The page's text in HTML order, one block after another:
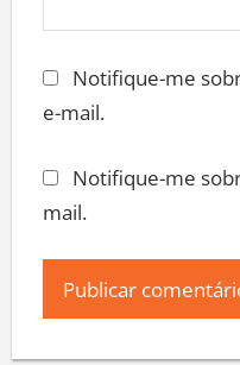
Notifique-me
e-mail.
Notifique-me
mail.